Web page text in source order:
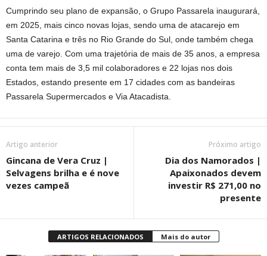
Cumprindo seu plano de expansão, o Grupo Passarela inaugurará,
em 2025, mais cinco novas lojas, sendo uma de atacarejo em
Santa Catarina e três no Rio Grande do Sul, onde também chega
uma de varejo. Com uma trajetória de mais de 35 anos, a empresa
conta tem mais de 3,5 mil colaboradores e 22 lojas nos dois
Estados, estando presente em 17 cidades com as bandeiras
Passarela Supermercados e Via Atacadista.
Artigo anterior
Gincana de Vera Cruz |
Selvagens brilha e é nove
vezes campeã
Próximo artigo
Dia dos Namorados |
Apaixonados devem
investir R$ 271,00 no
presente
ARTIGOS RELACIONADOS Mais do autor